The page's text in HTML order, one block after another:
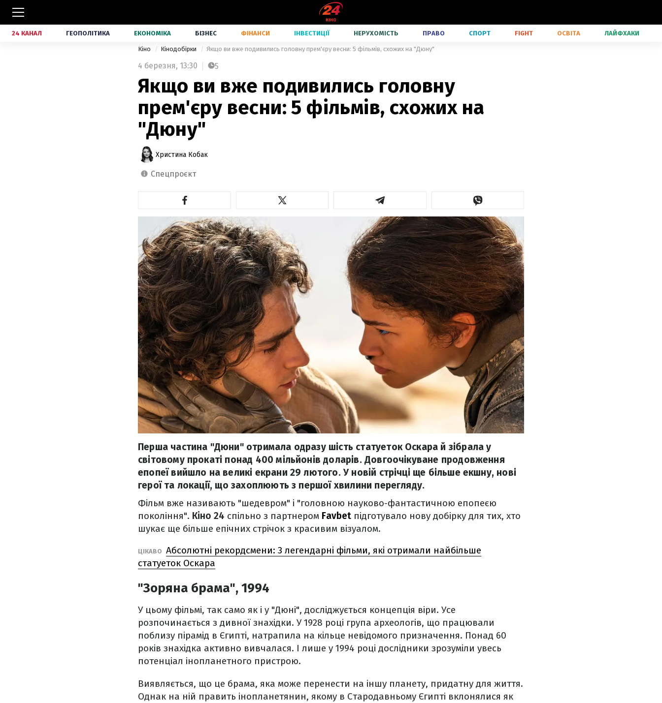
24 КАНАЛ ГЕОПОЛІТИКА ЕКОНОМІКА БІЗНЕС ФІНАНСИ ІНВЕСТИЦІЇ НЕРУХОМІСТЬ ПРАВО СПОРТ FIGHT ОСВІТА ЛАЙФХАКИ
Кіно Кінодобірки Якщо ви вже подивились головну прем'єру весни: 5 фільмів, схожих на "Дюну"
4 березня, 13:30 5
Якщо ви вже подивились головну
прем'єру весни: 5 фільмів, схожих на
"Дюну"
Христина Кобак
спецпроєкт
Перша частина "Дюни" отримала одразу шість статуеток Оскара й зібрала у
світовому прокаті понад 400 мільйонів доларів. Довгоочікуване продовження
епопеї вийшло на великі екрани 29 лютого. У новій стрічці ще більше екшну, нові
герої та локації, що захоплюють з першої хвилини перегляду.
Фільм вже називають "шедевром" і "головною науково-фантастичною епопеєю
покоління". Кіно 24 спільно з партнером Favbet підготувало нову добірку для тих, хто
шукає ще більше епічних стрічок з красивим візуалом.
ЦІКАВО Абсолютні рекордсмени: 3 легендарні фільми, які отримали найбільше
статуеток Оскара
"Зоряна брама", 1994
У цьому фільмі, так само як і у "Дюні", досліджується концепція віри. Усе
розпочинається з дивної знахідки. У 1928 році група археологів, що працювали
поблизу пірамід в Єгипті, натрапила на кільце невідомого призначення. Понад 60
років знахідка активно вивчалася. І лише у 1994 році дослідники зрозуміли увесь
потенціал інопланетного пристрою.
Виявляється, що це брама, яка може перенести на іншу планету, придатну для життя.
Однак на ній править інопланетянин, якому в Стародавньому Єгипті вклонялися як